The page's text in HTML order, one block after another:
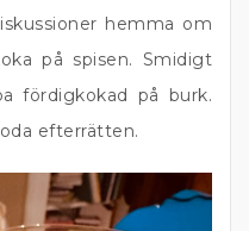
hemma om
på spisen. Smidigt
fördigkokad på burk.
efterrätten.